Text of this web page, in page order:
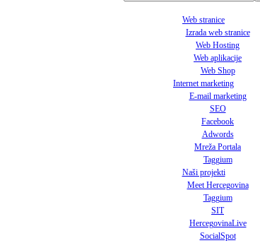
Web stranice
Izrada web stranice
Web Hosting
Web aplikacije
Web Shop
Internet marketing
E-mail marketing
SEO
Facebook
Adwords
Mreža Portala
Taggium
Naši projekti
Meet Hercegovina
Taggium
SIT
HercegovinaLive
SocialSpot